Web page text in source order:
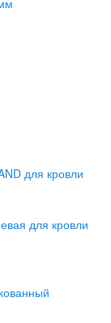
для кровли
для кровли